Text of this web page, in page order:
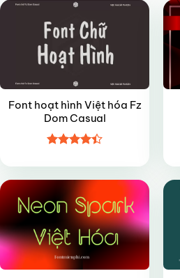
Font hoạt hình Việt hóa Fz
Dom Casual
hạng4.4
5 sao